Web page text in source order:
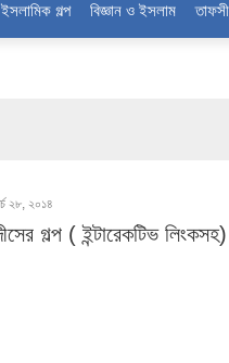
ইসলামিক গল্প বিজ্ঞান ও ইসলাম
২৮, ২০১৪
গল্প ( ইন্টারেকটিভ লিংকসহ)